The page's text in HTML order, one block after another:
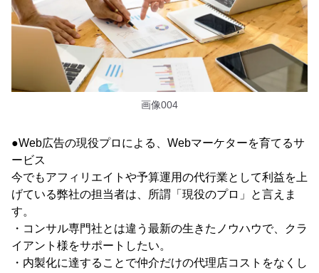
画像004
●Web広告の現役プロによる、Webマーケターを育てるサ
ービス
今でもアフィリエイトや予算運用の代行業として利益を上
げている弊社の担当者は、所謂「現役のプロ」と言えま
す。
・コンサル専門社とは違う最新の生きたノウハウで、クラ
イアント様をサポートしたい。
・内製化に達することで仲介だけの代理店コストをなくし